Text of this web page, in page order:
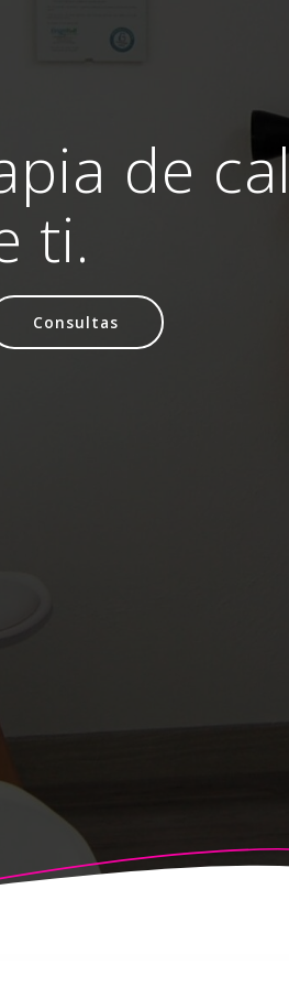
de
ti.
Consultas
© 2026